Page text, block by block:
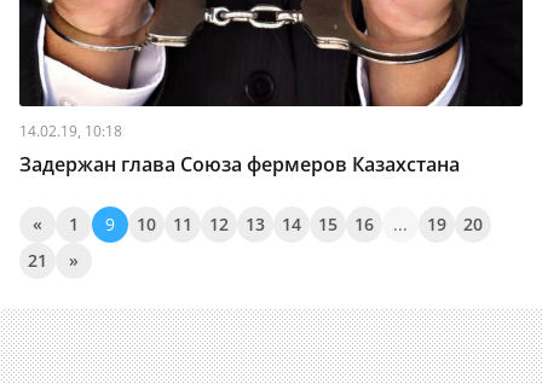
14.02.19, 10:18
Задержан глава Союза фермеров Казахстана
« 1 9 10 11 12 13 14 15 16 ... 19
20
21
»